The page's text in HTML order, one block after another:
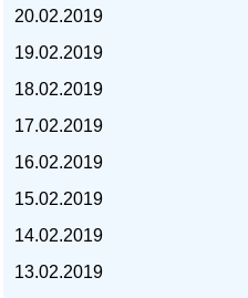
20.02.2019
19.02.2019
18.02.2019
17.02.2019
16.02.2019
15.02.2019
14.02.2019
13.02.2019